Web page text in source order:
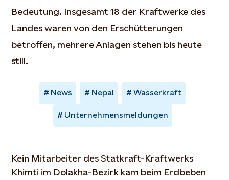
Bedeutung. Insgesamt 18 der Kraftwerke des
Landes waren von den Erschütterungen
betroffen, mehrere Anlagen stehen bis heute
still.
News Nepal Wasserkraft
Unternehmensmeldungen
Kein Mitarbeiter des Statkraft-Kraftwerks
Khimti im Dolakha-Bezirk kam beim Erdbeben